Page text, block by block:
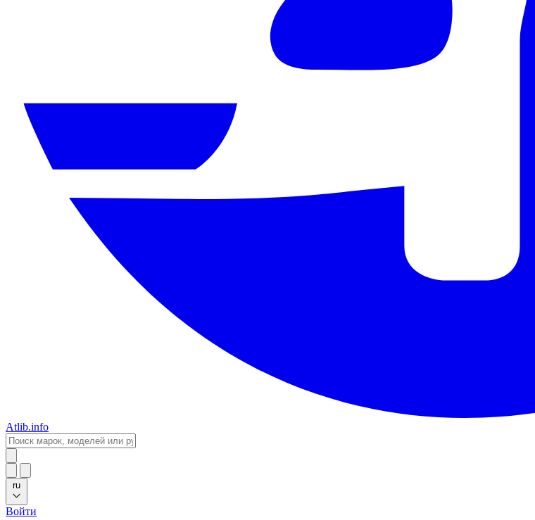
Atlib.info
ru
Войти